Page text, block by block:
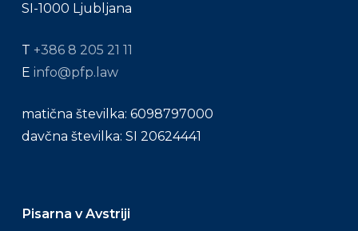
SI-1000 Ljubljana
T +386 8 205 21 11
E info@pfp.law
matična številka: 6098797000
davčna številka: SI 20624441
Pisarna v Avstriji